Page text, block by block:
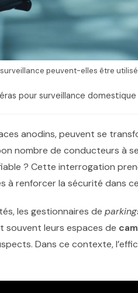
peuvent-elles être
pour surveillance domestique
anodins, peuvent se
nombre de conducteurs à
? Cette interrogation
renforcer la sécurité dans
les gestionnaires de
souvent leurs espaces de
Dans ce contexte,